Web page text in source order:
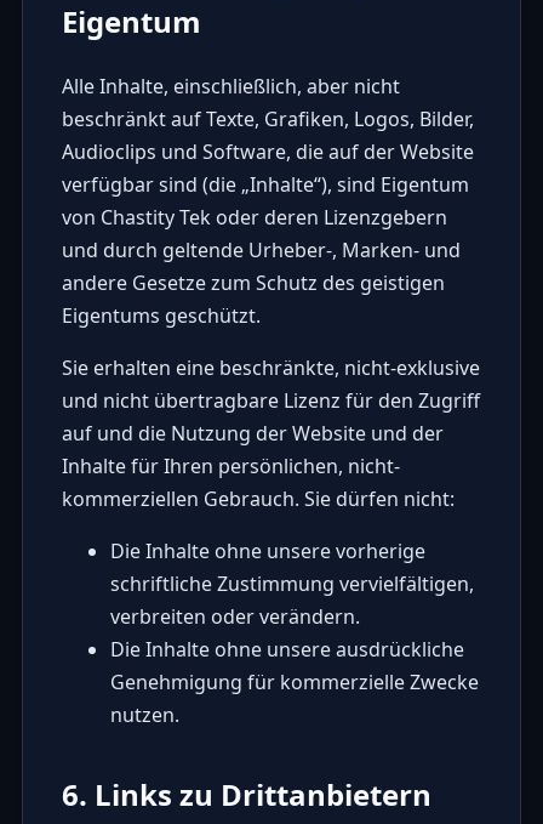
Eigentum
Alle Inhalte, einschließlich, aber nicht
beschränkt auf Texte, Grafiken, Logos, Bilder,
Audioclips und Software, die auf der Website
verfügbar sind (die „Inhalte“), sind Eigentum
von Chastity Tek oder deren Lizenzgebern
und durch geltende Urheber-, Marken- und
andere Gesetze zum Schutz des geistigen
Eigentums geschützt.
Sie erhalten eine beschränkte, nicht-exklusive
und nicht übertragbare Lizenz für den Zugriff
auf und die Nutzung der Website und der
Inhalte für Ihren persönlichen, nicht-
kommerziellen Gebrauch. Sie dürfen nicht:
Die Inhalte ohne unsere vorherige
schriftliche Zustimmung vervielfältigen,
verbreiten oder verändern.
Die Inhalte ohne unsere ausdrückliche
Genehmigung für kommerzielle Zwecke
nutzen.
6. Links zu Drittanbietern